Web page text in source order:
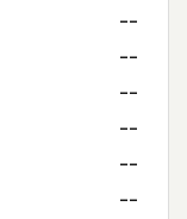
--
--
--
--
--
--